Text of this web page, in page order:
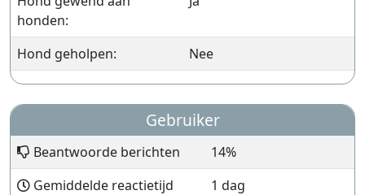
honden:
Hond geholpen: Nee
Gebruiker
Beantwoorde berichten
14%
Gemiddelde reactietijd
1 dag